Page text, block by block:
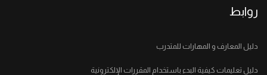
روابط
دليل المعارف و المهارات للمتدرب
دليل تعليمات كيفية البدء باستخدام المقررات الإلكترونية